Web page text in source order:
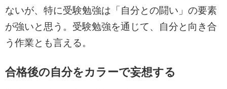
ないが、特に受験勉強は「自分との闘い」の要素
が強いと思う。受験勉強を通じて、自分と向き合
う作業とも言える。
合格後の自分をカラーで妄想する